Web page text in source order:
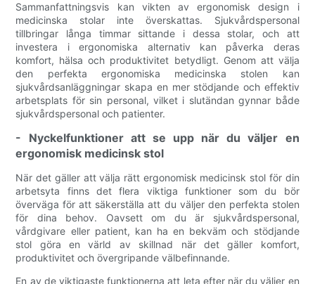
Sammanfattningsvis kan vikten av ergonomisk design i
medicinska stolar inte överskattas. Sjukvårdspersonal
tillbringar långa timmar sittande i dessa stolar, och att
investera i ergonomiska alternativ kan påverka deras
komfort, hälsa och produktivitet betydligt. Genom att välja
den perfekta ergonomiska medicinska stolen kan
sjukvårdsanläggningar skapa en mer stödjande och effektiv
arbetsplats för sin personal, vilket i slutändan gynnar både
sjukvårdspersonal och patienter.
- Nyckelfunktioner att se upp när du väljer en
ergonomisk medicinsk stol
När det gäller att välja rätt ergonomisk medicinsk stol för din
arbetsyta finns det flera viktiga funktioner som du bör
överväga för att säkerställa att du väljer den perfekta stolen
för dina behov. Oavsett om du är sjukvårdspersonal,
vårdgivare eller patient, kan ha en bekväm och stödjande
stol göra en värld av skillnad när det gäller komfort,
produktivitet och övergripande välbefinnande.
En av de viktigaste funktionerna att leta efter när du väljer en